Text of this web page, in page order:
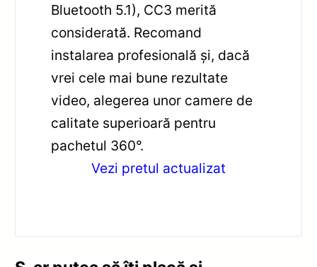
Bluetooth 5.1), CC3 merită
considerată. Recomand
instalarea profesională și, dacă
vrei cele mai bune rezultate
video, alegerea unor camere de
calitate superioară pentru
pachetul 360°.
Vezi pretul actualizat